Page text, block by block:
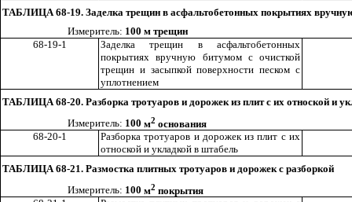
ТАБЛИЦА 68-19. Заделка трещин в асфальтобетонных покрытиях
Измеритель: 100 м трещин
68-19-1
Заделка трещин в асфальтобетонных
покрытиях вручную битумом с очисткой
трещин и засыпкой поверхности песком с
уплотнением
ТАБЛИЦА 68-20. Разборка тротуаров и дорожек из плит с их отноской и
Измеритель: 100 м2 основания
68-20-1
Разборка тротуаров и дорожек из плит с их
отноской и укладкой в штабель
ТАБЛИЦА 68-21. Размостка плитных тротуаров и дорожек с разборкой
Измеритель: 100 м2 покрытия